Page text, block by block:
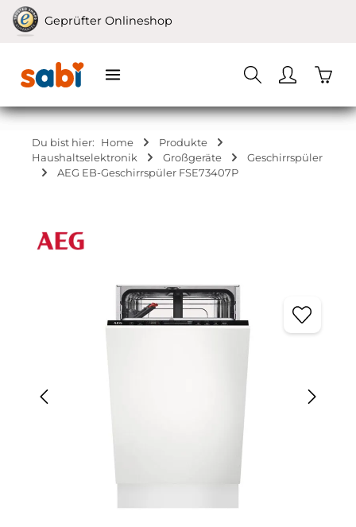
Zum Hauptinhalt springen
Geprüfter Onlineshop
Du bist hier: Home
Produkte
Haushaltselektronik
Großgeräte
Geschirrspüler
AEG EB-Geschirrspüler FSE73407P
Bildergalerie überspringen